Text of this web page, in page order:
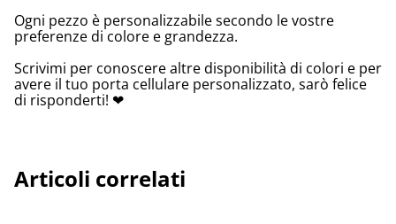
Ogni pezzo è personalizzabile secondo le vostre
preferenze di colore e grandezza.
Scrivimi per conoscere altre disponibilità di colori e per
avere il tuo porta cellulare personalizzato, sarò felice
di risponderti! ❤
Articoli correlati